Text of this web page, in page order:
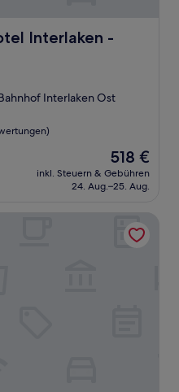
Interlaken -
- MGallery Collection
Interlaken Ost
Der
Preis
beträgt
518 €
inkl. Steuern & Gebühren
24. Aug.–25. Aug.